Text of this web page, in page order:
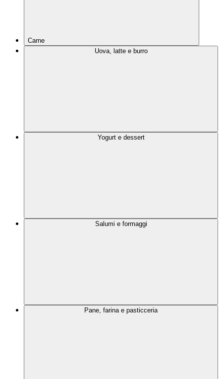
Carne
Uova, latte e burro
Yogurt e dessert
Salumi e formaggi
Pane, farina e pasticceria